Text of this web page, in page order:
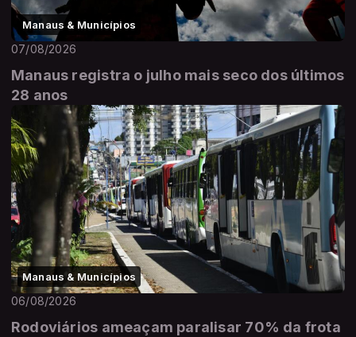
Manaus & Municípios
07/08/2026
Manaus registra o julho mais seco dos últimos
28 anos
Manaus & Municípios
06/08/2026
Rodoviários ameaçam paralisar 70% da frota